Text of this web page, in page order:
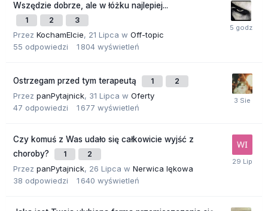
Wszędzie dobrze, ale w łóżku najlepiej...
1 2 3
Przez KochamElcie, 21 Lipca w Off-topic
55 odpowiedzi 1 804 wyświetleń
Ostrzegam przed tym terapeutą 1 2
Przez panPytajnick, 31 Lipca w Oferty
47 odpowiedzi 1 677 wyświetleń
Czy komuś z Was udało się całkowicie wyjść z
choroby?
1 2
Przez panPytajnick, 26 Lipca w Nerwica lękowa
38 odpowiedzi 1 640 wyświetleń